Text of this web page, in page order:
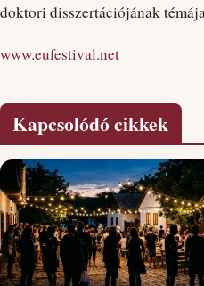
doktori disszertációjának
www.eufestival.net
Kapcsolódó cikkek